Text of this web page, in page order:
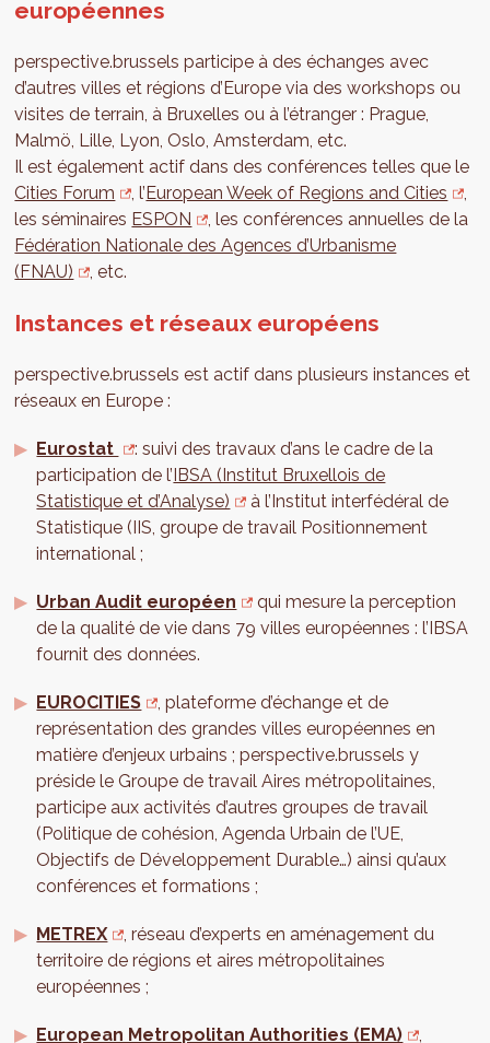
européennes
perspective.brussels participe à des échanges avec
d’autres villes et régions d’Europe via des workshops ou
visites de terrain, à Bruxelles ou à l’étranger : Prague,
Malmö, Lille, Lyon, Oslo, Amsterdam, etc.
Il est également actif dans des conférences telles que le
Cities Forum
, l’European Week of Regions and Cities
les séminaires ESPON
, les conférences annuelles de la
Fédération Nationale des Agences d’Urbanisme
(FNAU)
, etc.
Instances et réseaux européens
perspective.brussels est actif dans plusieurs instances et
réseaux en Europe :
Eurostat
: suivi des travaux d’ans le cadre de la
participation de l’IBSA (Institut Bruxellois de
Statistique et d’Analyse)
à l’Institut interfédéral de
Statistique (IIS, groupe de travail Positionnement
international ;
Urban Audit européen
qui mesure la perception
de la qualité de vie dans 79 villes européennes : l’IBSA
fournit des données.
EUROCITIES
, plateforme d’échange et de
représentation des grandes villes européennes en
matière d’enjeux urbains ; perspective.brussels y
préside le Groupe de travail Aires métropolitaines,
participe aux activités d’autres groupes de travail
(Politique de cohésion, Agenda Urbain de l’UE,
Objectifs de Développement Durable…) ainsi qu’aux
conférences et formations ;
METREX
, réseau d’experts en aménagement du
territoire de régions et aires métropolitaines
européennes ;
European Metropolitan Authorities (EMA)